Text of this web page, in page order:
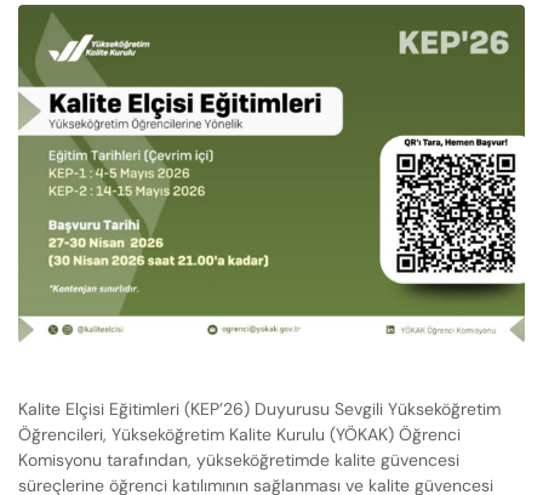
Kalite Elçisi Eğitimleri (KEP’26) Duyurusu Sevgili Yükseköğretim
Öğrencileri, Yükseköğretim Kalite Kurulu (YÖKAK) Öğrenci
Komisyonu tarafından, yükseköğretimde kalite güvencesi
süreçlerine öğrenci katılımının sağlanması ve kalite güvencesi